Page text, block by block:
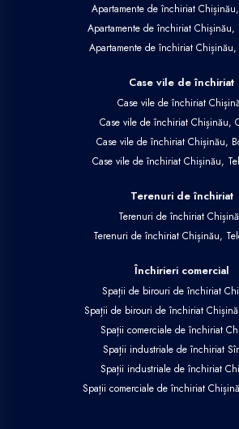
Apartamente de închiriat
Apartamente de închiriat Chișinău,
Apartamente de închiriat Chișinău,
Case vile de închiriat
Case vile de închiriat
Case vile de închiriat Chișinău,
Case vile de închiriat Chișinău,
Case vile de închiriat Chișinău,
Terenuri de închiriat
Terenuri de închiriat
Terenuri de închiriat Chișinău,
Închirieri comercial
Spații de birouri de închiriat
Spații de birouri de închiriat
Spații comerciale de închiriat
Spații industriale de închiriat
Spații industriale de închiriat
Spații comerciale de închiriat